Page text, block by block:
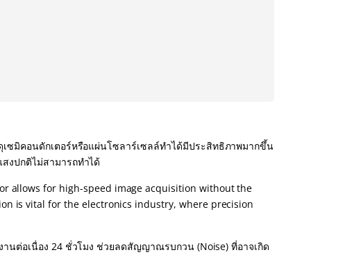
ซมิคอนดักเตอร์หรือแผ่นโซลาร์เซลล์ทำได้มีประสิทธิภาพมากขึ้น
งปกติไม่สามารถทำได้
allows for high-speed image acquisition without the
is vital for the electronics industry, where precision
นต่อเนื่อง 24 ชั่วโมง ช่วยลดสัญญาณรบกวน (Noise) ที่อาจเกิด